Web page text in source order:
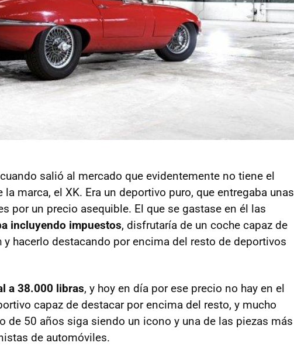
salió al mercado que evidentemente no tiene el
marca, el XK. Era un deportivo puro, que entregaba unas
por un precio asequible. El que se gastase en él las
incluyendo impuestos, disfrutaría de un coche capaz de
hacerlo destacando por encima del resto de deportivos
a 38.000 libras, y hoy en día por ese precio no hay en el
capaz de destacar por encima del resto, y mucho
de 50 años siga siendo un icono y una de las piezas más
de automóviles.